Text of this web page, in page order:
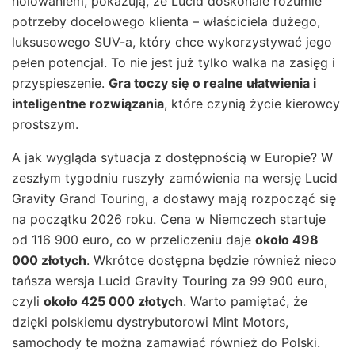
potrzeby docelowego klienta – właściciela dużego,
luksusowego SUV-a, który chce wykorzystywać jego
pełen potencjał. To nie jest już tylko walka na zasięg i
przyspieszenie. Gra toczy się o realne ułatwienia i
inteligentne rozwiązania, które czynią życie kierowcy
prostszym.
A jak wygląda sytuacja z dostępnością w Europie? W
zeszłym tygodniu ruszyły zamówienia na wersję Lucid
Gravity Grand Touring, a dostawy mają rozpocząć się
na początku 2026 roku. Cena w Niemczech startuje
od 116 900 euro, co w przeliczeniu daje około 498
000 złotych. Wkrótce dostępna będzie również nieco
tańsza wersja Lucid Gravity Touring za 99 900 euro,
czyli około 425 000 złotych. Warto pamiętać, że
dzięki polskiemu dystrybutorowi Mint Motors,
samochody te można zamawiać również do Polski.